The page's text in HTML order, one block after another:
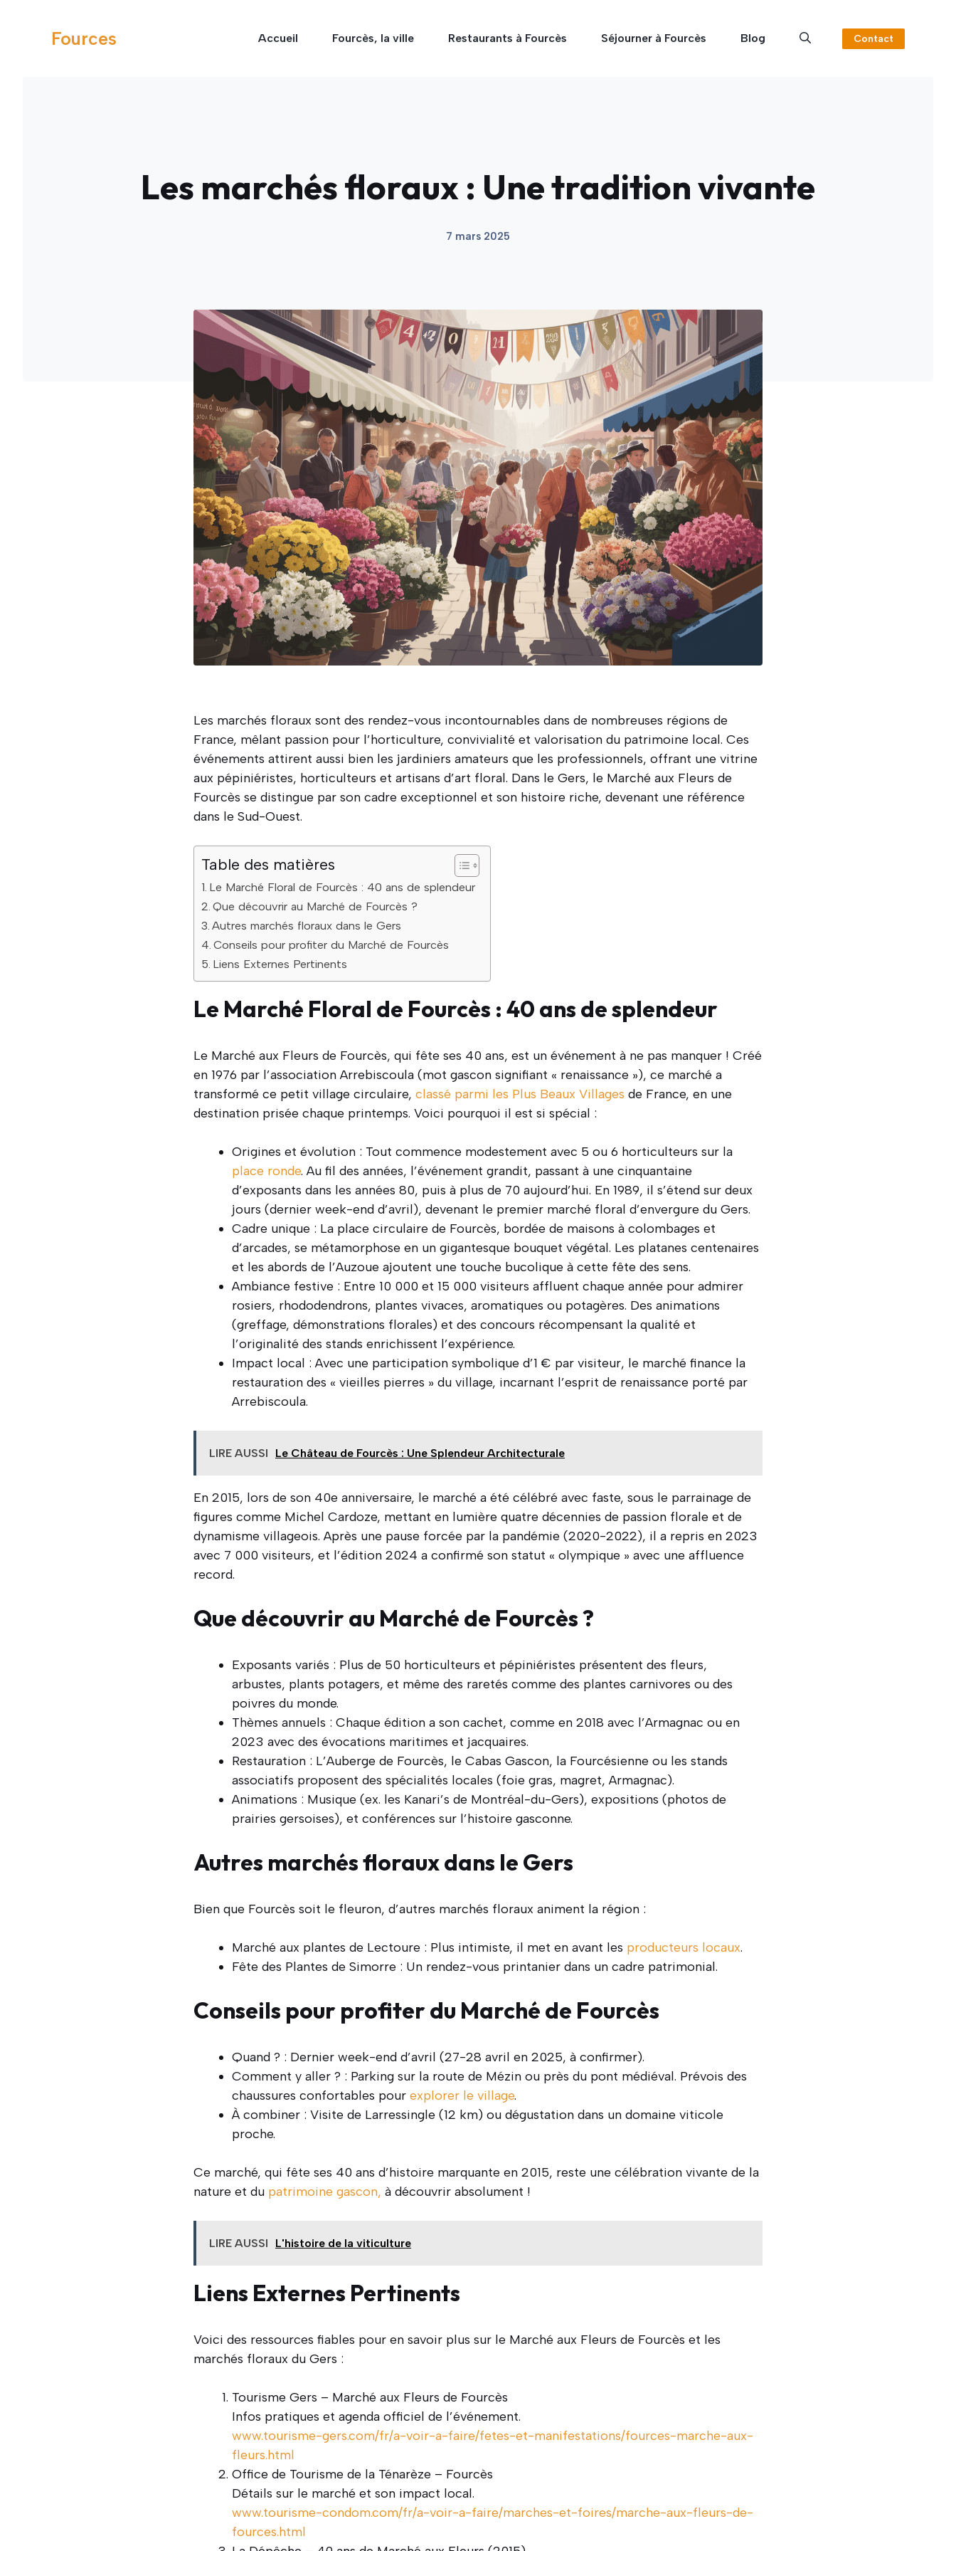
Fources Accueil Fourcès, la ville Restaurants à Fourcès Séjourner à Fourcès Blog Contact
Les marchés floraux : Une tradition vivante
7 mars 2025
Les marchés floraux sont des rendez-vous incontournables dans de nombreuses régions de
France, mêlant passion pour l’horticulture, convivialité et valorisation du patrimoine local. Ces
événements attirent aussi bien les jardiniers amateurs que les professionnels, offrant une vitrine
aux pépiniéristes, horticulteurs et artisans d’art floral. Dans le Gers, le Marché aux Fleurs de
Fourcès se distingue par son cadre exceptionnel et son histoire riche, devenant une référence
dans le Sud-Ouest.
Table des matières
Le Marché Floral de Fourcès : 40 ans de splendeur
Que découvrir au Marché de Fourcès ?
Autres marchés floraux dans le Gers
Conseils pour profiter du Marché de Fourcès
Liens Externes Pertinents
Le Marché Floral de Fourcès : 40 ans de splendeur
Le Marché aux Fleurs de Fourcès, qui fête ses 40 ans, est un événement à ne pas manquer ! Créé
en 1976 par l’association Arrebiscoula (mot gascon signifiant « renaissance »), ce marché a
transformé ce petit village circulaire, classé parmi les Plus Beaux Villages de France, en une
destination prisée chaque printemps. Voici pourquoi il est si spécial :
Origines et évolution : Tout commence modestement avec 5 ou 6 horticulteurs sur la
place ronde. Au fil des années, l’événement grandit, passant à une cinquantaine
d’exposants dans les années 80, puis à plus de 70 aujourd’hui. En 1989, il s’étend sur deux
jours (dernier week-end d’avril), devenant le premier marché floral d’envergure du Gers.
Cadre unique : La place circulaire de Fourcès, bordée de maisons à colombages et
d’arcades, se métamorphose en un gigantesque bouquet végétal. Les platanes centenaires
et les abords de l’Auzoue ajoutent une touche bucolique à cette fête des sens.
Ambiance festive : Entre 10 000 et 15 000 visiteurs affluent chaque année pour admirer
rosiers, rhododendrons, plantes vivaces, aromatiques ou potagères. Des animations
(greffage, démonstrations florales) et des concours récompensant la qualité et
l’originalité des stands enrichissent l’expérience.
Impact local : Avec une participation symbolique d’1 € par visiteur, le marché finance la
restauration des « vieilles pierres » du village, incarnant l’esprit de renaissance porté par
Arrebiscoula.
LIRE AUSSI Le Château de Fourcès : Une Splendeur Architecturale
En 2015, lors de son 40e anniversaire, le marché a été célébré avec faste, sous le parrainage de
figures comme Michel Cardoze, mettant en lumière quatre décennies de passion florale et de
dynamisme villageois. Après une pause forcée par la pandémie (2020-2022), il a repris en 2023
avec 7 000 visiteurs, et l’édition 2024 a confirmé son statut « olympique » avec une affluence
record.
Que découvrir au Marché de Fourcès ?
Exposants variés : Plus de 50 horticulteurs et pépiniéristes présentent des fleurs,
arbustes, plants potagers, et même des raretés comme des plantes carnivores ou des
poivres du monde.
Thèmes annuels : Chaque édition a son cachet, comme en 2018 avec l’Armagnac ou en
2023 avec des évocations maritimes et jacquaires.
Restauration : L’Auberge de Fourcès, le Cabas Gascon, la Fourcésienne ou les stands
associatifs proposent des spécialités locales (foie gras, magret, Armagnac).
Animations : Musique (ex. les Kanari’s de Montréal-du-Gers), expositions (photos de
prairies gersoises), et conférences sur l’histoire gasconne.
Autres marchés floraux dans le Gers
Bien que Fourcès soit le fleuron, d’autres marchés floraux animent la région :
Marché aux plantes de Lectoure : Plus intimiste, il met en avant les producteurs locaux.
Fête des Plantes de Simorre : Un rendez-vous printanier dans un cadre patrimonial.
Conseils pour profiter du Marché de Fourcès
Quand ? : Dernier week-end d’avril (27-28 avril en 2025, à confirmer).
Comment y aller ? : Parking sur la route de Mézin ou près du pont médiéval. Prévois des
chaussures confortables pour explorer le village.
À combiner : Visite de Larressingle (12 km) ou dégustation dans un domaine viticole
proche.
Ce marché, qui fête ses 40 ans d’histoire marquante en 2015, reste une célébration vivante de la
nature et du patrimoine gascon, à découvrir absolument !
LIRE AUSSI L'histoire de la viticulture
Liens Externes Pertinents
Voici des ressources fiables pour en savoir plus sur le Marché aux Fleurs de Fourcès et les
marchés floraux du Gers :
Tourisme Gers – Marché aux Fleurs de Fourcès
Infos pratiques et agenda officiel de l’événement.
www.tourisme-gers.com/fr/a-voir-a-faire/fetes-et-manifestations/fources-marche-aux-
fleurs.html
Office de Tourisme de la Ténarèze – Fourcès
Détails sur le marché et son impact local.
www.tourisme-condom.com/fr/a-voir-a-faire/marches-et-foires/marche-aux-fleurs-de-
fources.html